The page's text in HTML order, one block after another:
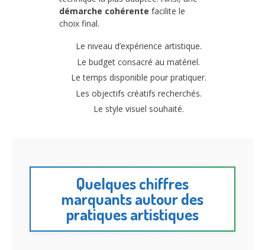
démarche cohérente facilite le
choix final.
Le niveau d’expérience artistique.
Le budget consacré au matériel.
Le temps disponible pour pratiquer.
Les objectifs créatifs recherchés.
Le style visuel souhaité.
Quelques chiffres
marquants autour des
pratiques artistiques